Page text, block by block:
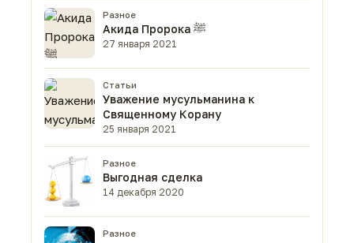
Разное
Акида Пророка ﷺ
27 января 2021
Статьи
Уважение мусульманина к
Священному Корану
25 января 2021
Разное
Выгодная сделка
14 декабря 2020
Разное